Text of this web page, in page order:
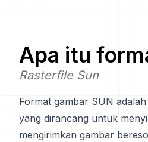
Apa itu
Rasterfile Sun
Format gambar SUN
yang dirancang untuk
mengirimkan gambar